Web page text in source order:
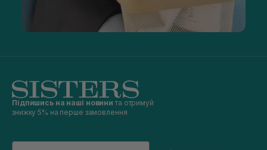
Підпишись на наші новини та отримуй
знижку 5% на перше замовлення
Email